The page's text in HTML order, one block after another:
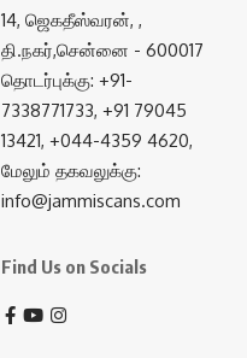
14, ஜெகதீஸ்வரன், ,
தி.நகர்,சென்னை - 600017
தொடர்புக்கு: +91-
7338771733, +91 79045
13421, +044-4359 4620,
மேலும் தகவலுக்கு:
info@jammiscans.com
Find Us on Socials